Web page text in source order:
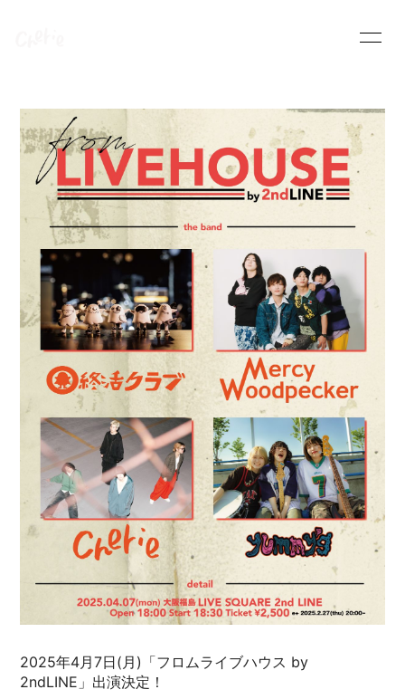
SCHEDULE PROFILE
VIDEO DISCOGRAPHY
2025年4月7日(月)「フロムライブハウス by
2ndLINE」出演決定！